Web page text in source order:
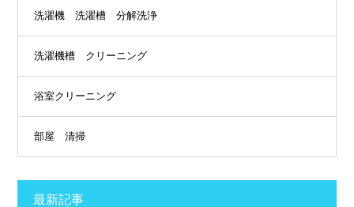
洗濯機 洗濯槽 分解洗浄
洗濯機槽 クリーニング
浴室クリーニング
部屋 清掃
最新記事